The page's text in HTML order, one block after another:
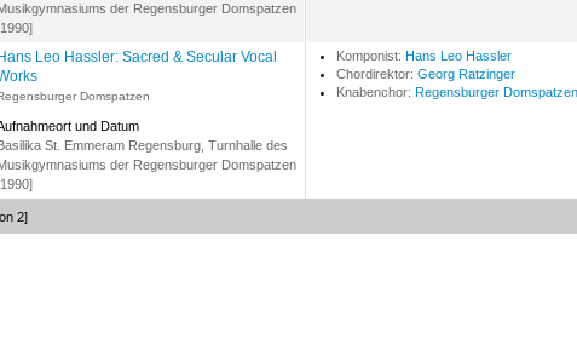
der Regensburger Domspatzen
Hans Leo Hassler: Sacred & Secular Vocal
Domspatzen
und Datum
St. Emmeram Regensburg, Turnhalle des
der Regensburger Domspatzen
Komponist: Hans Leo Hassler
Chordirektor: Georg Ratzinger
Knabenchor: Regensburger Domspatzen
2]